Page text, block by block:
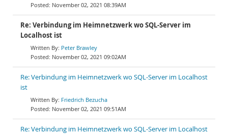
November 02, 2021 08:39AM
Re: Verbindung im Heimnetzwerk wo SQL-Server im
Localhost ist
Peter Brawley
November 02, 2021 09:02AM
Re: Verbindung im Heimnetzwerk wo SQL-Server im Localhost
ist
Friedrich Bezucha
November 02, 2021 09:51AM
Re: Verbindung im Heimnetzwerk wo SQL-Server im Localhost